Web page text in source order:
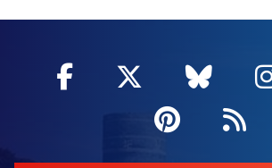
Facebook
, Ouvre une
Twitter
, Ouvre
,
Pinterest
, Ouvre